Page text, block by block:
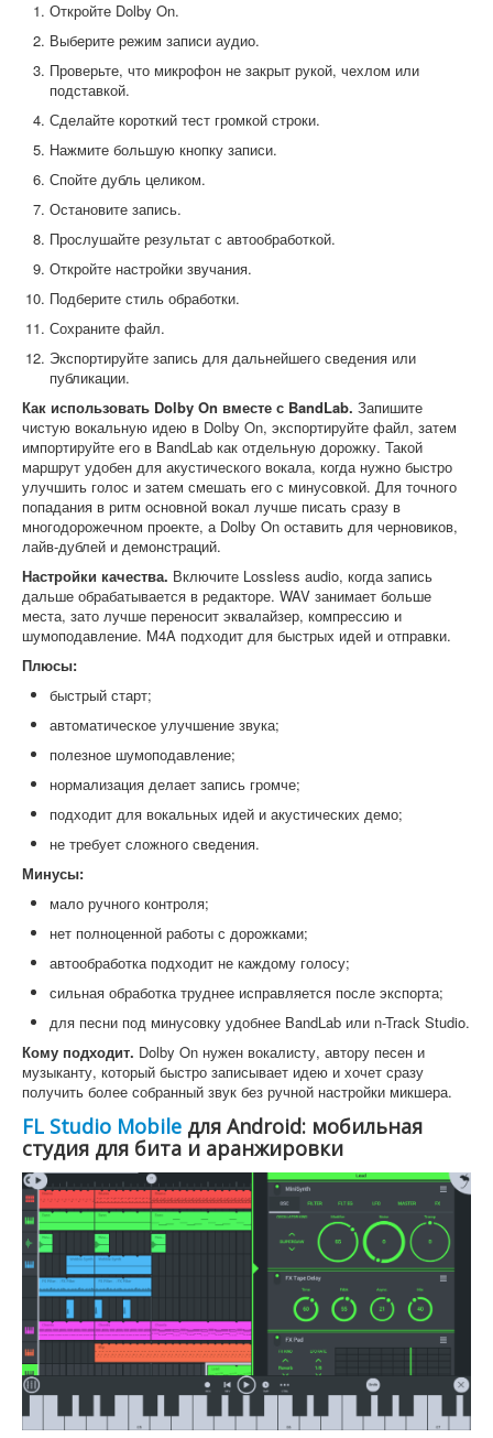
Откройте Dolby On.
Выберите режим записи аудио.
Проверьте, что микрофон не закрыт рукой, чехлом или
подставкой.
Сделайте короткий тест громкой строки.
Нажмите большую кнопку записи.
Спойте дубль целиком.
Остановите запись.
Прослушайте результат с автообработкой.
Откройте настройки звучания.
Подберите стиль обработки.
Сохраните файл.
Экспортируйте запись для дальнейшего сведения или
публикации.
Как использовать Dolby On вместе с BandLab. Запишите
чистую вокальную идею в Dolby On, экспортируйте файл, затем
импортируйте его в BandLab как отдельную дорожку. Такой
маршрут удобен для акустического вокала, когда нужно быстро
улучшить голос и затем смешать его с минусовкой. Для точного
попадания в ритм основной вокал лучше писать сразу в
многодорожечном проекте, а Dolby On оставить для черновиков,
лайв-дублей и демонстраций.
Настройки качества. Включите Lossless audio, когда запись
дальше обрабатывается в редакторе. WAV занимает больше
места, зато лучше переносит эквалайзер, компрессию и
шумоподавление. M4A подходит для быстрых идей и отправки.
Плюсы:
быстрый старт;
автоматическое улучшение звука;
полезное шумоподавление;
нормализация делает запись громче;
подходит для вокальных идей и акустических демо;
не требует сложного сведения.
Минусы:
мало ручного контроля;
нет полноценной работы с дорожками;
автообработка подходит не каждому голосу;
сильная обработка труднее исправляется после экспорта;
для песни под минусовку удобнее BandLab или n-Track Studio.
Кому подходит. Dolby On нужен вокалисту, автору песен и
музыканту, который быстро записывает идею и хочет сразу
получить более собранный звук без ручной настройки микшера.
FL Studio Mobile для Android: мобильная
студия для бита и аранжировки